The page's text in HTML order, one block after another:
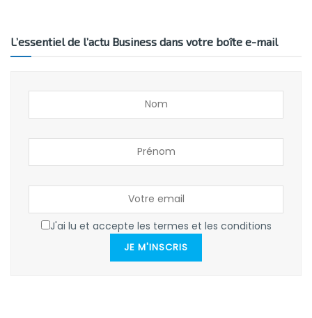
L’essentiel de l’actu Business dans votre boîte e-mail
J'ai lu et accepte les termes et les conditions
JE M'INSCRIS